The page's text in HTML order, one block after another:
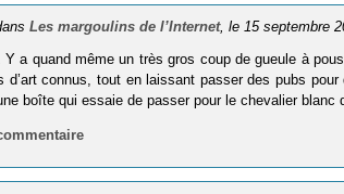
Les margoulins de l’Internet, le 15 septembre
Y a quand même un très gros coup de gueule à
d’art connus, tout en laissant passer des pubs
boîte qui essaie de passer pour le chevalier blanc